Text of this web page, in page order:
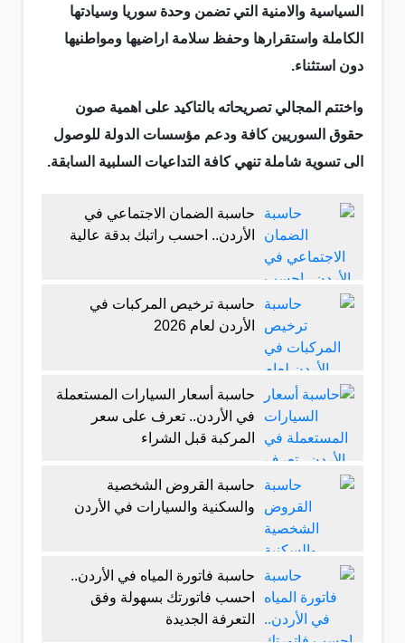
السياسية والامنية التي تضمن وحدة سوريا وسيادتها
الكاملة واستقرارها وحفظ سلامة اراضيها ومواطنيها
دون استثناء.
واختتم المجالي تصريحاته بالتاكيد على اهمية صون
حقوق السوريين كافة ودعم مؤسسات الدولة للوصول
الى تسوية شاملة تنهي كافة التداعيات السلبية السابقة.
حاسبة الضمان الاجتماعي في
الأردن.. احسب راتبك بدقة عالية
حاسبة ترخيص المركبات في
الأردن لعام 2026
حاسبة أسعار السيارات المستعملة
في الأردن.. تعرف على سعر
المركبة قبل الشراء
حاسبة القروض الشخصية
والسكنية والسيارات في الأردن
حاسبة فاتورة المياه في الأردن..
احسب فاتورتك بسهولة وفق
التعرفة الجديدة